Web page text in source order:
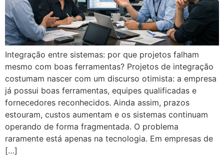
Integração entre sistemas: por que projetos falham
mesmo com boas ferramentas? Projetos de integração
costumam nascer com um discurso otimista: a empresa
já possui boas ferramentas, equipes qualificadas e
fornecedores reconhecidos. Ainda assim, prazos
estouram, custos aumentam e os sistemas continuam
operando de forma fragmentada. O problema
raramente está apenas na tecnologia. Em empresas de
[…]